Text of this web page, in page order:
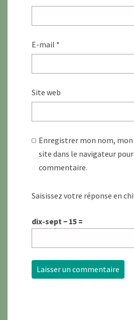
E-mail *
Site web
Enregistrer mon nom,
site dans le navigateur
commentaire.
Saisissez votre réponse en
dix-sept − 15 =